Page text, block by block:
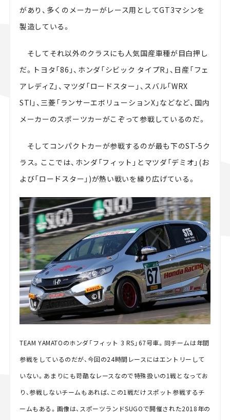
があり、多くのメーカーがレース用としてGT3マシンを
製造している。
そしてそれ以外のクラスにも人気国産車種が目白押し
だ。トヨタ「86」、ホンダ「シビック タイプR」、日産「フェ
アレディZ」、マツダ「ロードスター」、スバル「WRX
STI」、三菱「ランサーエボリューションX」などなど、国内
メーカーのスポーツカーがこぞって参戦しているのだ。
そしてコンパクトカーが参戦するのが最も下のST-5ク
ラス。ここでは、ホンダ「フィット」とマツダ「デミオ」(お
よび「ロードスター」)が熱い戦いを繰り広げている。
TEAM YAMATOのホンダ「フィット 3 RS」67号車。同チームは年間
参戦をしているのだが、今回の24時間レースにはエントリーして
いない。あまりにも苛酷なレースなので特殊扱いの1戦となってお
り、参戦しないチームもあれば、この1戦だけスポット参戦するチ
ームもある。画像は、スポーツランドSUGOで開催された2018年の